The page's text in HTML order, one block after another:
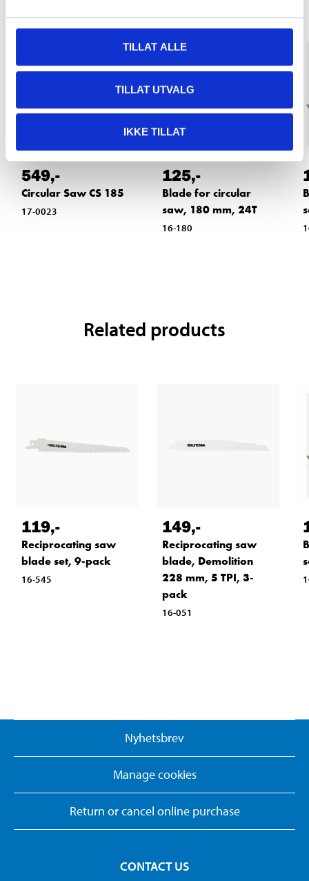
TILLAT ALLE
TILLAT UTVALG
IKKE TILLAT
549,-
Circular Saw CS 185
17-0023
125,-
Blade for circular
saw, 180 mm, 24T
16-180
Related products
119,-
Reciprocating saw
blade set, 9-pack
16-545
149,-
Reciprocating saw
blade, Demolition
228 mm, 5 TPI, 3-
pack
16-051
Nyhetsbrev
Manage cookies
Return or cancel online purchase
CONTACT US